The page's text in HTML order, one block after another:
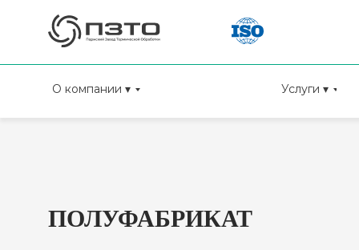
О компании ▾ Услуги ▾
ПОЛУФАБРИКАТ